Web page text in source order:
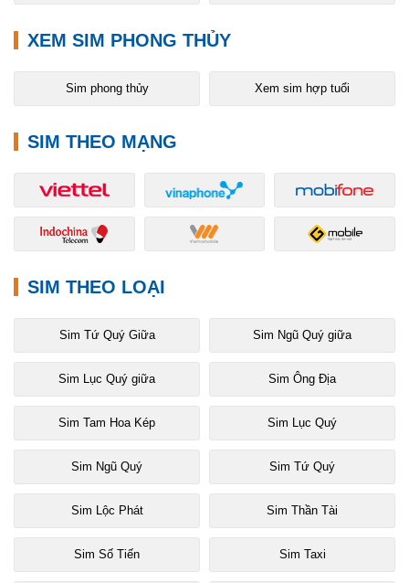
XEM SIM PHONG THỦY
Sim phong thủy Xem sim hợp tuổi
SIM THEO MẠNG
SIM THEO LOẠI
Sim Tứ Quý Giữa Sim Ngũ Quý giữa
Sim Lục Quý giữa Sim Ông Địa
Sim Tam Hoa Kép Sim Lục Quý
Sim Ngũ Quý Sim Tứ Quý
Sim Lộc Phát Sim Thần Tài
Sim Số Tiến Sim Taxi